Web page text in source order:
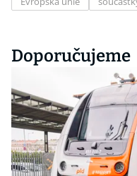
Doporučujeme